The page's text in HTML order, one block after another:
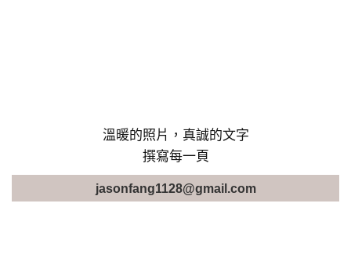
溫暖的照片，真誠的文字
撰寫每一頁
jasonfang1128@gmail.com